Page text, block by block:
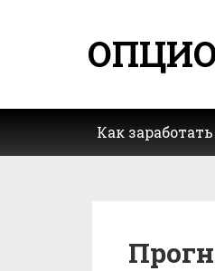
Как заработать